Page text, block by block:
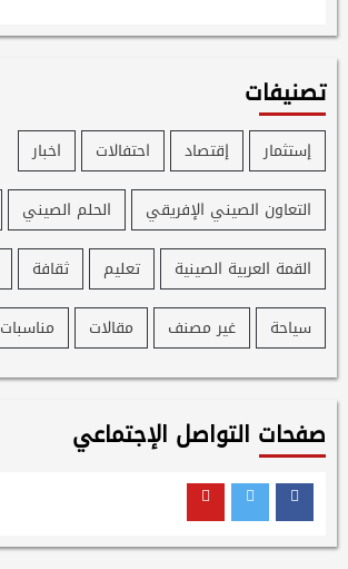
تصنيفات
إستثمار إقتصاد احتفالات
اخبار
التعاون الصيني الإفريقي
الحلم الصيني
القمة العربية الصينية
تعليم ثقافة
سياحة
غير مصنف مقالات مناسبات
صفحات التواصل الإجتماعي
Facebook
Twitter